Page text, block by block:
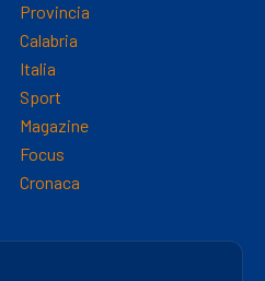
Provincia
Calabria
Italia
Sport
Magazine
Focus
Cronaca